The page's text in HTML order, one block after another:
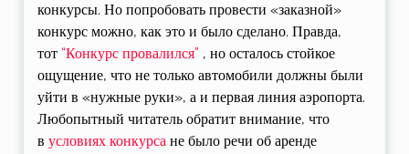
конкурсы. Но попробовать провести «заказной»
конкурс можно, как это и было сделано. Правда,
тот “Конкурс провалился” , но осталось стойкое
ощущение, что не только автомобили должны были
уйти в «нужные руки», а и первая линия аэропорта.
Любопытный читатель обратит внимание, что
вусловиях конкурса не было речи об аренде